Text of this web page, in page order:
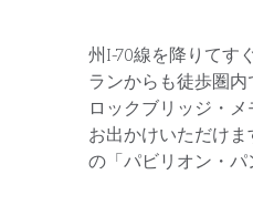
州I-70線を降りてす
ランからも徒歩圏内
ロックブリッジ・
お出かけいただけ
の「パビリオン・パ